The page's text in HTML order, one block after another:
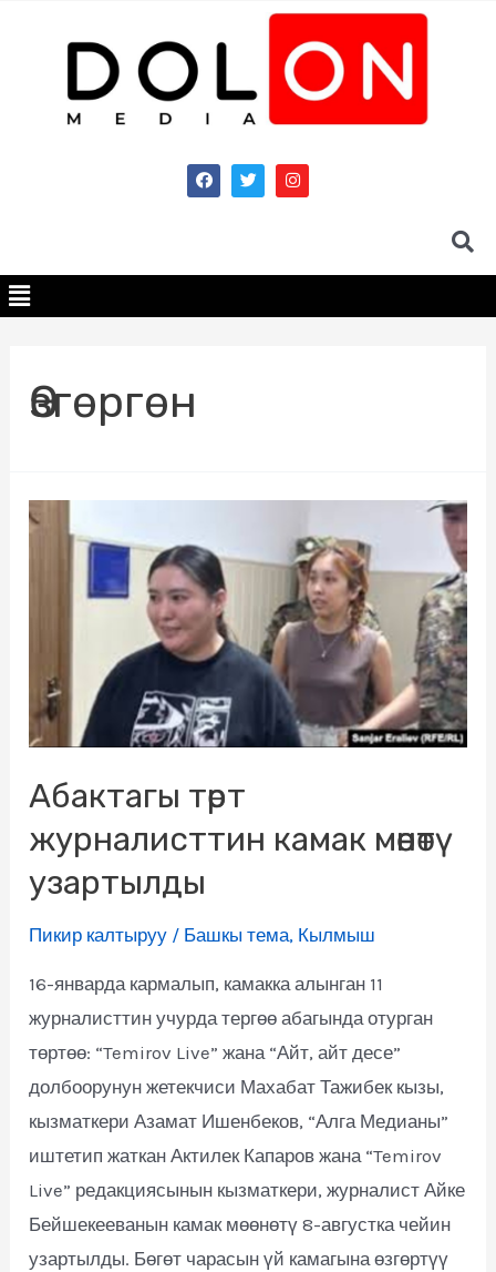
Өзгөргөн
Абактагы төрт
журналисттин камак мөөнөтү
узартылды
Пикир калтыруу / Башкы тема, Кылмыш
16-январда кармалып, камакка алынган 11
журналисттин учурда тергөө абагында отурган
төртөө: “Temirov Live” жана “Айт, айт десе”
долбоорунун жетекчиси Махабат Тажибек кызы,
кызматкери Азамат Ишенбеков, “Алга Медианы”
иштетип жаткан Актилек Капаров жана “Temirov
Live” редакциясынын кызматкери, журналист Айке
Бейшекееванын камак мөөнөтү 8-августка чейин
узартылды. Бөгөт чарасын үй камагына өзгөртүү